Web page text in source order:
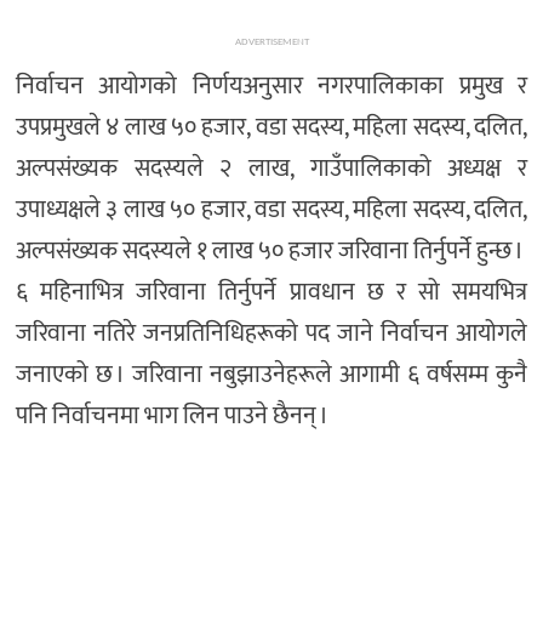
ADVERTISEMENT
निर्वाचन आयोगको निर्णयअनुसार नगरपालिकाका प्रमुख र
उपप्रमुखले ४ लाख ५० हजार, वडा सदस्य, महिला सदस्य, दलित,
अल्पसंख्यक सदस्यले २ लाख, गाउँपालिकाको अध्यक्ष र
उपाध्यक्षले ३ लाख ५० हजार, वडा सदस्य, महिला सदस्य, दलित,
अल्पसंख्यक सदस्यले १ लाख ५० हजार जरिवाना तिर्नुपर्ने हुन्छ ।
६ महिनाभित्र जरिवाना तिर्नुपर्ने प्रावधान छ र सो समयभित्र
जरिवाना नतिरे जनप्रतिनिधिहरूको पद जाने निर्वाचन आयोगले
जनाएको छ । जरिवाना नबुझाउनेहरूले आगामी ६ वर्षसम्म कुनै
पनि निर्वाचनमा भाग लिन पाउने छैनन् ।